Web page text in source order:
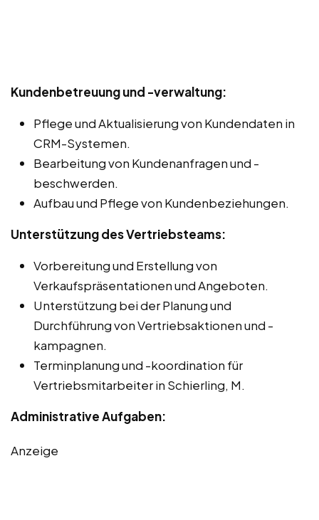
Kundenbetreuung und -verwaltung:
Pflege und Aktualisierung von Kundendaten in
CRM-Systemen.
Bearbeitung von Kundenanfragen und -
beschwerden.
Aufbau und Pflege von Kundenbeziehungen.
Unterstützung des Vertriebsteams:
Vorbereitung und Erstellung von
Verkaufspräsentationen und Angeboten.
Unterstützung bei der Planung und
Durchführung von Vertriebsaktionen und -
kampagnen.
Terminplanung und -koordination für
Vertriebsmitarbeiter in Schierling, M.
Administrative Aufgaben:
Anzeige